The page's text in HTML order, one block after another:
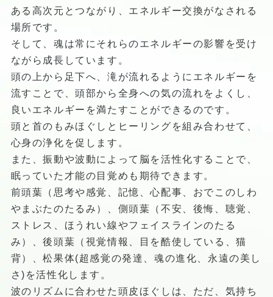
ある高次元とつながり、エネルギー交換がなされる
場所です。
そして、魂は常にそれらのエネルギーの影響を受け
ながら成長しています。
頭の上から足下へ、滝が流れるようにエネルギーを
流すことで、頭部から全身への気の流れをよくし、
良いエネルギーを満たすことができるのです。
頭と首のもみほぐしとヒーリングを組み合わせて、
心身の浄化を促します。
また、振動や波動によって脳を活性化することで、
眠っていた才能の目覚めも期待できます。
前頭葉（思考や感覚、記憶、心配事、おでこのしわ
やまぶたのたるみ）、側頭葉（不安、後悔、聴覚、
ストレス、ほうれい線やフェイスラインのたる
み）、後頭葉（視覚情報、目を酷使している、猫
背）、松果体(超感覚の発達、魂の進化、永遠の美し
さ)を活性化します。
波のリズムに合わせた頭皮ほぐしは、ただ、気持ち